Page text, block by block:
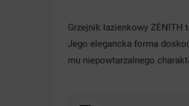
Grzejnik łazienkowy
Jego elegancka forma
mu niepowtarzalnego